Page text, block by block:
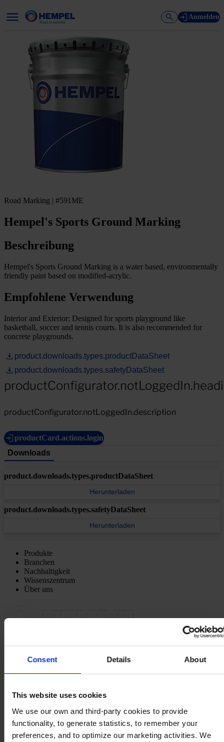
Consent Details About
This website uses cookies
We use our own and third-party cookies to provide
functionality, to generate statistics, to remember your
preferences, and to optimize our marketing activities. We
Anmelden
Road Marking | #591ME
Hempel's Sports Ground Marking
Beschreibung
Hempel's Sports Ground Marking is a water based, environmentally
friendly paint based on modified-acrylic.
Empfohlene Verwendung
Interior and Exterior: Designed for sports playground like
basketball, soccer and tennis courts. It is also recommended for
concrete playgrounds.
product.downloads.types.productDataSheet
product.downloads.types.safetyDataSheet
productConfigurator.notLoggedIn.description
productCard.actions.login
Downloads
product.downloads.types.productDataSheet
Herunterladen
product.downloads.types.safetyDataSheet
Herunterladen
Produkte
Branchen
Nachhaltigkeit
Wissenszentrum
Über uns
Lindenstraße 30
25421 Pinneberg
KONTAKT
+49 41 01 707 0
Mail:Protective.de@hempel.com